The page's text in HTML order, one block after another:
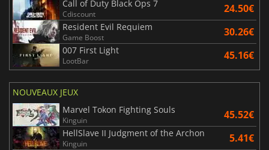
Call of Duty Black Ops 7
Cdiscount 24.50€
Resident Evil Requiem
Game Boost 30.26€
007 First Light
LootBar 45.16€
NOUVEAUX JEUX
Marvel Tokon Fighting Souls
Kinguin 45.52€
HellSlave II Judgment of the Archon
Kinguin 5.41€